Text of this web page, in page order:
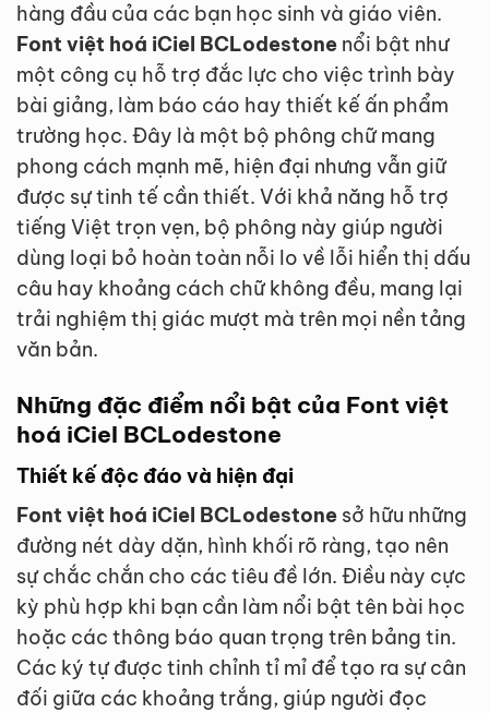
hàng đầu của các bạn học sinh và giáo viên.
Font việt hoá iCiel BCLodestone nổi bật như
một công cụ hỗ trợ đắc lực cho việc trình bày
bài giảng, làm báo cáo hay thiết kế ấn phẩm
trường học. Đây là một bộ phông chữ mang
phong cách mạnh mẽ, hiện đại nhưng vẫn giữ
được sự tinh tế cần thiết. Với khả năng hỗ trợ
tiếng Việt trọn vẹn, bộ phông này giúp người
dùng loại bỏ hoàn toàn nỗi lo về lỗi hiển thị dấu
câu hay khoảng cách chữ không đều, mang lại
trải nghiệm thị giác mượt mà trên mọi nền tảng
văn bản.
Những đặc điểm nổi bật của Font việt
hoá iCiel BCLodestone
Thiết kế độc đáo và hiện đại
Font việt hoá iCiel BCLodestone sở hữu những
đường nét dày dặn, hình khối rõ ràng, tạo nên
sự chắc chắn cho các tiêu đề lớn. Điều này cực
kỳ phù hợp khi bạn cần làm nổi bật tên bài học
hoặc các thông báo quan trọng trên bảng tin.
Các ký tự được tinh chỉnh tỉ mỉ để tạo ra sự cân
đối giữa các khoảng trắng, giúp người đọc